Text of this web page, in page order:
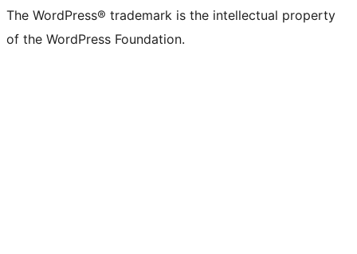
The WordPress® trademark is the intellectual property
of the WordPress Foundation.